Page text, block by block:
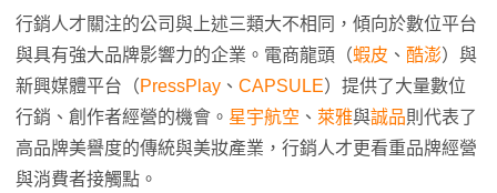
行銷人才關注的公司與上述三類大不相同，傾向於數位平台
與具有強大品牌影響力的企業。電商龍頭（蝦皮 、 酷澎）與
新興媒體平台（PressPlay 、 CAPSULE）提供了大量數位
行銷、創作者經營的機會。 星宇航空 、 萊雅與誠品則代表了
高品牌美譽度的傳統與美妝產業，行銷人才更看重品牌經營
與消費者接觸點。